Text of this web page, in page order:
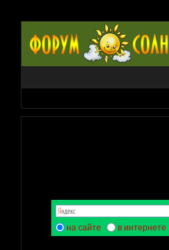
на сайте в интернете